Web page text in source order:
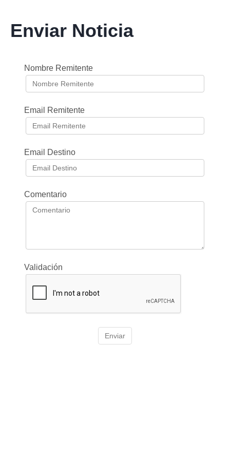
Enviar Noticia
Nombre Remitente
Email Remitente
Email Destino
Comentario
Validación